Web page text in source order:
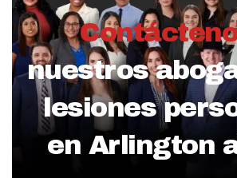
nuestros
lesiones
en Arlington